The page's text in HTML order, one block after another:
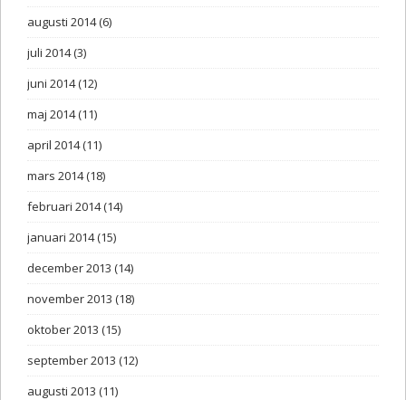
augusti 2014(6)
juli 2014(3)
juni 2014(12)
maj 2014(11)
april 2014(11)
mars 2014(18)
februari 2014(14)
januari 2014(15)
december 2013 (14)
november 2013 (18)
oktober 2013 (15)
september 2013 (12)
augusti 2013 (11)